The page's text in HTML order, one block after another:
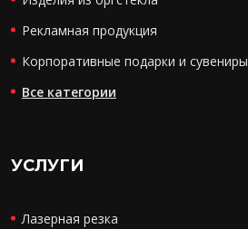
Рекламная продукция
Корпоративные подарки и сувениры
Все категории
УСЛУГИ
Лазерная резка